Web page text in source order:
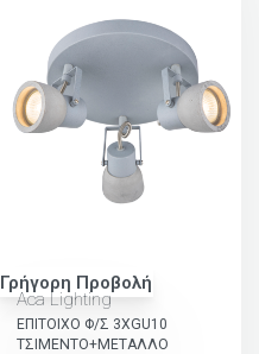
Γρήγορη Προβολή
Aca Lighting
ΕΠΙΤΟΙΧΟ Φ/Σ 3ΧGU10
ΤΣΙΜΕΝΤΟ+ΜΕΤΑΛΛΟ